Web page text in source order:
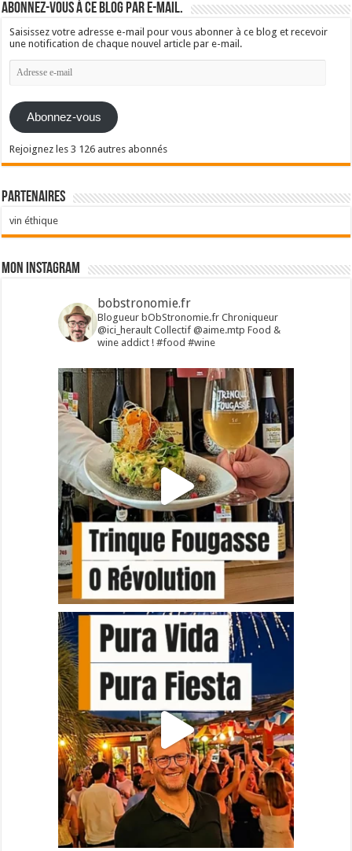
Abonnez-vous à ce blog par e-mail.
Saisissez votre adresse e-mail pour vous abonner à ce blog et recevoir
une notification de chaque nouvel article par e-mail.
Adresse
e-
Abonnez-vous
Rejoignez les 3 126 autres abonnés
Partenaires
vin éthique
Mon Instagram
bobstronomie.fr
Blogueur bObStronomie.fr Chroniqueur
@ici_heraultCollectif @aime.mtp Food &
wine addict !#food #wine